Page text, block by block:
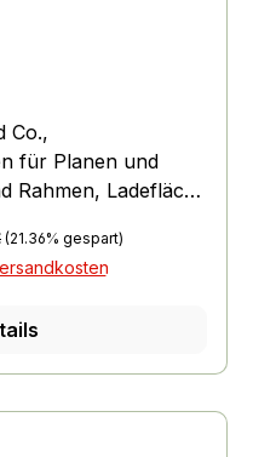
Co.,
für Planen und
Rahmen, Ladefläche
(21.36% gespart)